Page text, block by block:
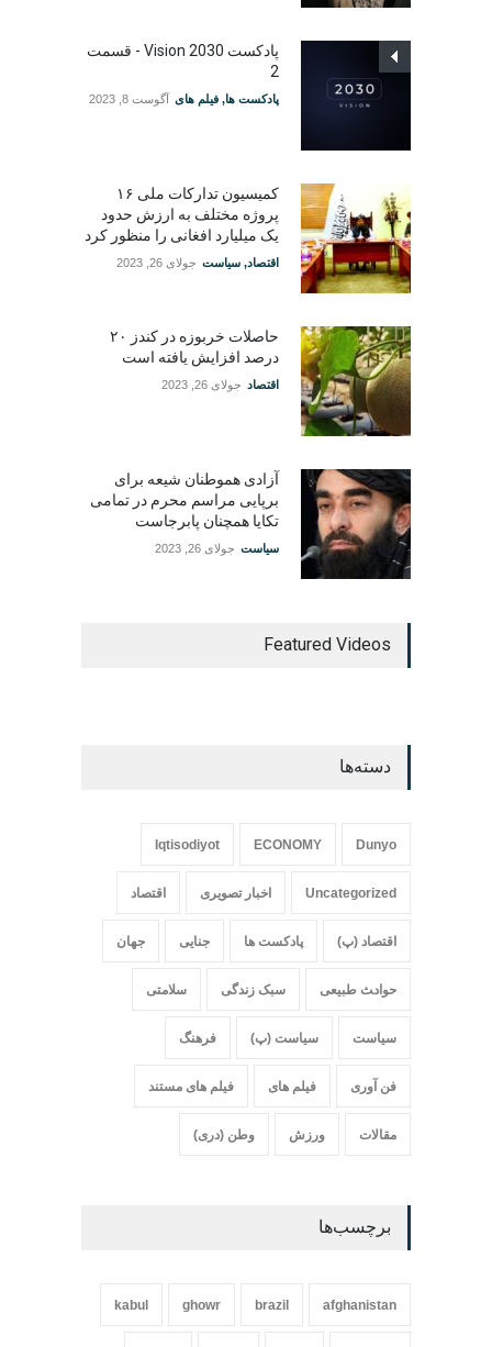
پادکست Vision 2030 - قسمت
2
پادکست ها, فیلم های آگوست 8, 2023
کمیسیون تدارکات ملی ۱۶
پروژه مختلف به ارزش حدود
یک میلیارد افغانی را منظور کرد
اقتصاد, سیاست جولای 26, 2023
حاصلات خربوزه در کندز ۲۰
درصد افزایش یافته است
اقتصاد جولای 26, 2023
آزادی هموطنان شیعه برای
برپایی مراسم محرم در تمامی
تکایا همچنان پابرجاست
سیاست جولای 26, 2023
Featured Videos
دسته‌ها
Dunyo
ECONOMY
Iqtisodiyot
Uncategorized اخبار تصویری اقتصاد
اقتصاد (پ) پادکست ها جنایی جهان
حواد‍‍‍ث طبیعی سبک زندگی سلامتی
سیاست سیاست (پ) فرهنگ
فن آوری فیلم های فیلم های مستند
مقالات ورزش وطن (دری)
برچسب‌ها
afghanistan
brazil
ghowr
kabul